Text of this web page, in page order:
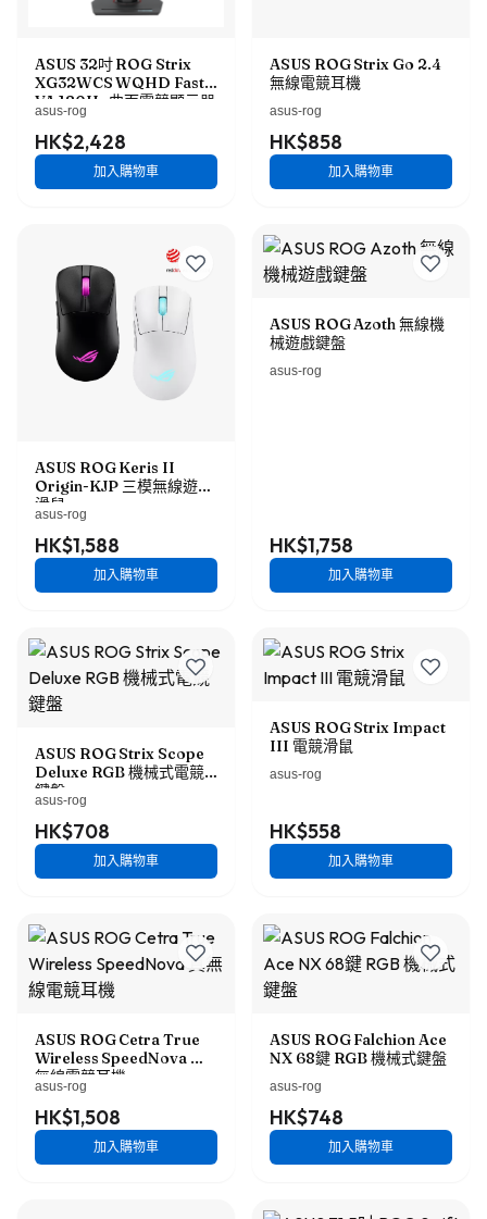
ASUS 32吋 ROG Strix
XG32WCS WQHD Fast
VA 180Hz 曲面電競顯示器
asus-rog
HK$2,428
加入購物車
ASUS ROG Strix Go 2.4
無線電競耳機
asus-rog
HK$858
加入購物車
ASUS ROG Keris II
Origin-KJP 三模無線遊戲
滑鼠
asus-rog
HK$1,588
加入購物車
ASUS ROG Azoth 無線機
械遊戲鍵盤
asus-rog
HK$1,758
加入購物車
ASUS ROG Strix Scope
Deluxe RGB 機械式電競
鍵盤
asus-rog
HK$708
加入購物車
ASUS ROG Strix Impact
III 電競滑鼠
asus-rog
HK$558
加入購物車
ASUS ROG Cetra True
Wireless SpeedNova 真
無線電競耳機
asus-rog
HK$1,508
加入購物車
ASUS ROG Falchion Ace
NX 68鍵 RGB 機械式鍵盤
asus-rog
HK$748
加入購物車